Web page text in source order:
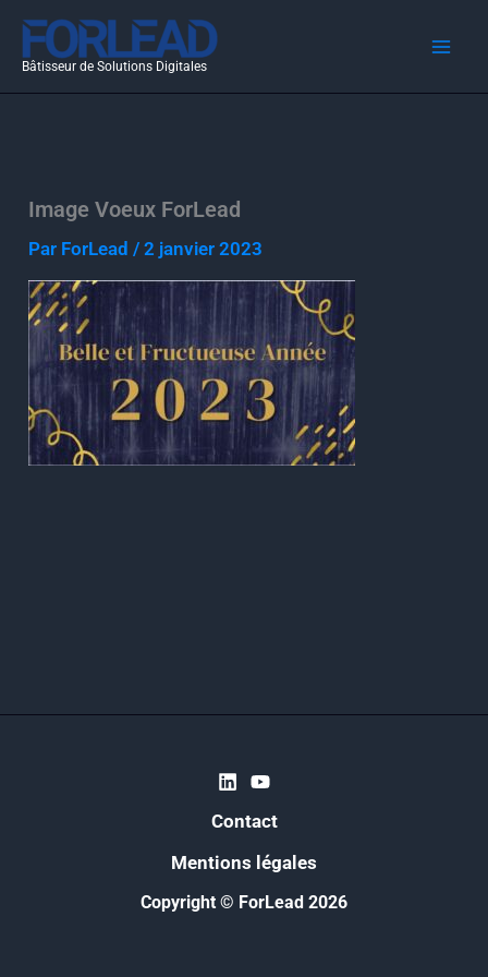
Aller
contenu
Bâtisseur de Solutions Digitales
Image Voeux ForLead
Par ForLead/2 janvier 2023
Contact
Mentions légales
Copyright © ForLead 2026